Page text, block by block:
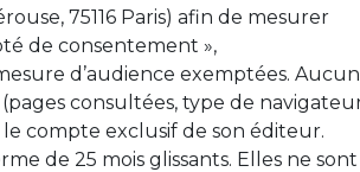
75116 Paris) afin de mesurer
de consentement »,
d’audience exemptées. Aucun
consultées, type de
compte exclusif de son éditeur.
de 25 mois glissants. Elles ne sont